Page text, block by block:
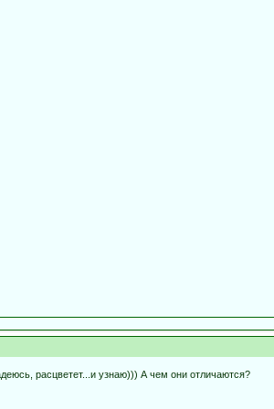
расцветет...и узнаю))) А чем они отличаются?